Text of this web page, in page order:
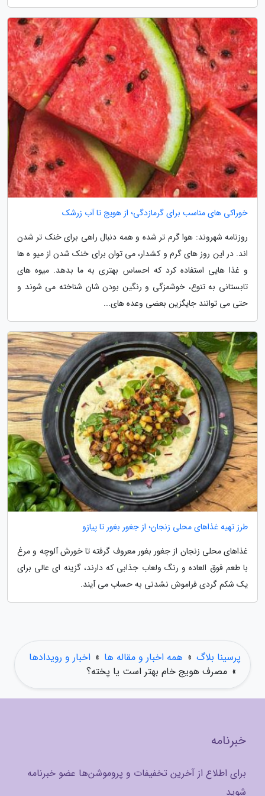
خوراکی های مناسب برای گرمازدگی؛ از هویج تا آب زرشک
روزنامه شهروند: هوا گرم تر شده و همه دنبال راهی برای خنک تر شدن
اند. در این روز های گرم و کشدار، می توان برای خنک شدن از میو ه ها
و غذا هایی استفاده کرد که احساس بهتری به ما بدهد. میوه های
تابستانی به تنوع، خوشمزگی و رنگین بودن شان شناخته می شوند و
حتی می توانند جایگزین بعضی وعده های...
طرز تهیه غذاهای محلی زنجان؛ از جغور بغور تا پیازو
غذاهای محلی زنجان از جغور بغور معروف گرفته تا خورش آلوچه و مرغ
با طعم فوق العاده و رنگ ولعاب جذابی که دارند، گزینه ای عالی برای
یک شکم گردی فراموش نشدنی به حساب می آیند.
پرسینا بلاگ » همه اخبار و مقاله ها » اخبار و رویدادها
» مصرف هویج خام بهتر است یا پخته؟
خبرنامه
برای اطلاع از آخرین تخفیفات و پروموشن‌ها عضو خبرنامه
شوید